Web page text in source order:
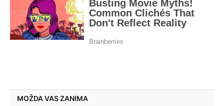
MOŽDA VAS ZANIMA